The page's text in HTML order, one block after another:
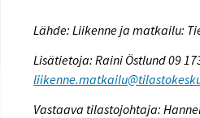
Lähde: Liikenne ja matkailu:
Lisätietoja: Raini Östlund 09
Vastaava tilastojohtaja: